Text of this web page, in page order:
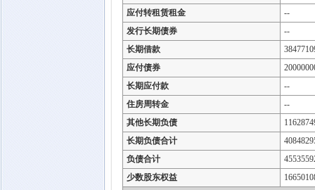
应付转租赁租金
--
发行长期债券
--
长期借款
应付债券
长期应付款
--
住房周转金
--
其他长期负债
长期负债合计
负债合计
少数股东权益